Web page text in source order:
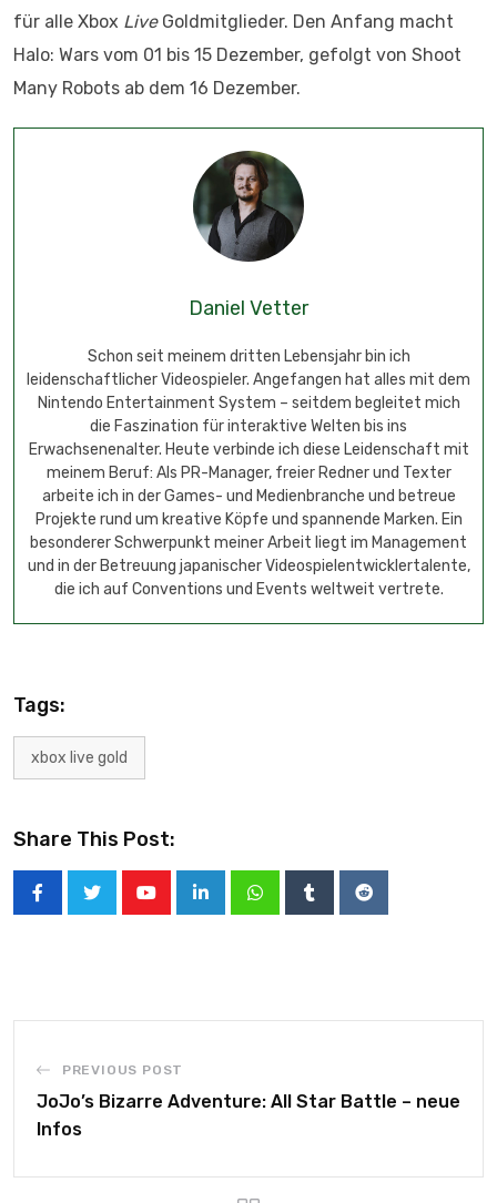
für alle Xbox Live Goldmitglieder. Den Anfang macht
Halo: Wars vom 01 bis 15 Dezember, gefolgt von Shoot
Many Robots ab dem 16 Dezember.
Daniel Vetter
Schon seit meinem dritten Lebensjahr bin ich
leidenschaftlicher Videospieler. Angefangen hat alles mit dem
Nintendo Entertainment System – seitdem begleitet mich
die Faszination für interaktive Welten bis ins
Erwachsenenalter. Heute verbinde ich diese Leidenschaft mit
meinem Beruf: Als PR-Manager, freier Redner und Texter
arbeite ich in der Games- und Medienbranche und betreue
Projekte rund um kreative Köpfe und spannende Marken. Ein
besonderer Schwerpunkt meiner Arbeit liegt im Management
und in der Betreuung japanischer Videospielentwicklertalente,
die ich auf Conventions und Events weltweit vertrete.
Tags:
xbox live gold
Share This Post:
PREVIOUS POST
JoJo’s Bizarre Adventure: All Star Battle – neue
Infos